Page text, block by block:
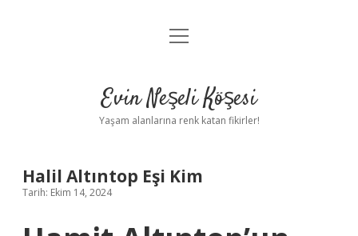
Anasayfa
Yasal Uyarı
menüyü
Evin Neşeli Köşesi
Yaşam alanlarına renk katan fikirler!
Halil Altıntop Eşi Kim
Tarih: Ekim 14, 2024